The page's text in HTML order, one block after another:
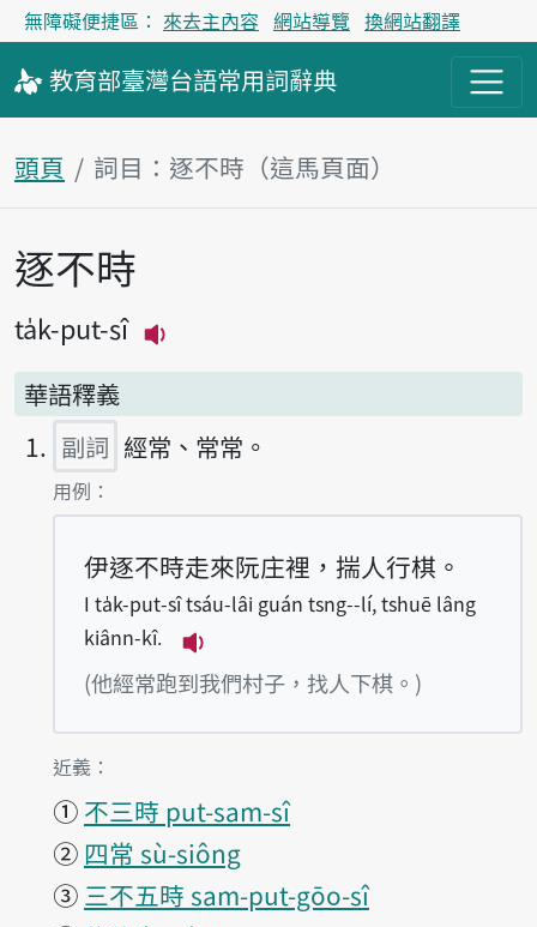
無障礙便捷區： 來去主內容 網站導覽 換網站翻譯
教育部臺灣台語常用詞辭典
頭頁 詞目：逐不時（這馬頁面）
主內容區
逐不時
ta̍k-put-sî
華語釋義
副詞 經常、常常。
第1項釋義的
用例：
伊逐不時走來阮庄裡，揣人行棋。
I ta̍k-put-sî tsáu-lâi guán tsng--lí, tshuē lâng
kiânn-kî.
播放例句I ta̍k-put-sî tsáu-lâi
(他經常跑到我們村子，找人下棋。)
第1項釋義的
近義：
① 不三時 put-sam-sî
② 四常 sù-siông
③ 三不五時 sam-put-gōo-sî